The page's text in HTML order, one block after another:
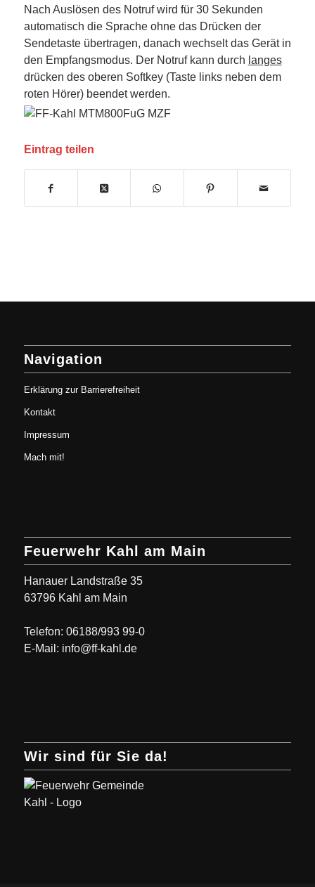
Nach Auslösen des Notruf wird für 30 Sekunden
automatisch die Sprache ohne das Drücken der
Sendetaste übertragen, danach wechselt das Gerät in
den Empfangsmodus. Der Notruf kann durch langes
drücken des oberen Softkey (Taste links neben dem
roten Hörer) beendet werden.
Eintrag teilen
Navigation
Erklärung zur Barrierefreiheit
Kontakt
Impressum
Mach mit!
Feuerwehr Kahl am Main
Hanauer Landstraße 35
63796 Kahl am Main
Telefon: 06188/993 99-0
E-Mail: info@ff-kahl.de
Wir sind für Sie da!